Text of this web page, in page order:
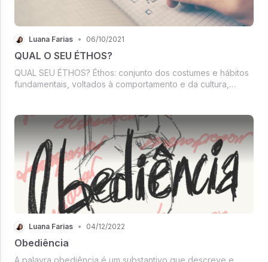
Luana Farias • 06/10/2021
QUAL O SEU ÉTHOS?
QUAL SEU ÉTHOS? Éthos: conjunto dos costumes e hábitos
fundamentais, voltados à comportamento e da cultura,
Luana Farias • 04/12/2022
Obediência
A palavra obediência é um substantivo que descreve e